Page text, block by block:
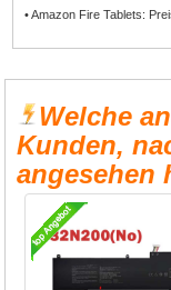
• Amazon Fire Tablets:
Welche
Kunden,
angesehen